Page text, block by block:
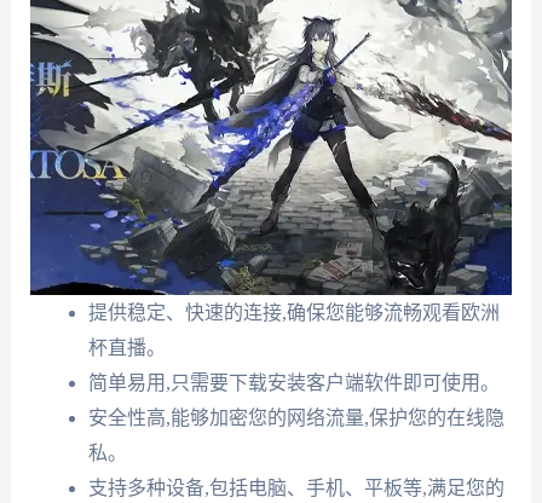
提供稳定、快速的连接,确保您能够流畅观看欧洲
杯直播。
简单易用,只需要下载安装客户端软件即可使用。
安全性高,能够加密您的网络流量,保护您的在线隐
私。
支持多种设备,包括电脑、手机、平板等,满足您的